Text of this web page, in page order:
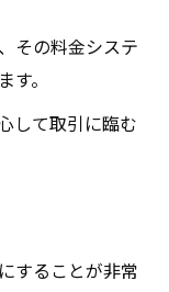
その料金システ
。
して取引に臨む
することが非常